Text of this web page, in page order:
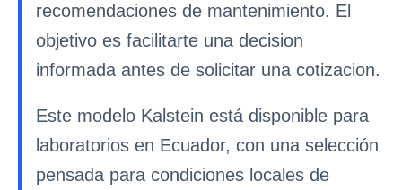
recomendaciones de mantenimiento. El
objetivo es facilitarte una decision
informada antes de solicitar una cotizacion.
Este modelo Kalstein está disponible para
laboratorios en Ecuador, con una selección
pensada para condiciones locales de